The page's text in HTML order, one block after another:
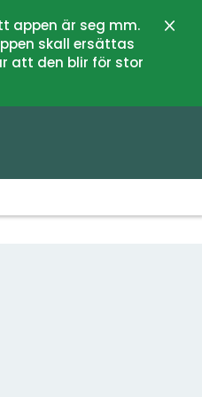
appen är seg mm.
skall ersättas
att den blir för stor